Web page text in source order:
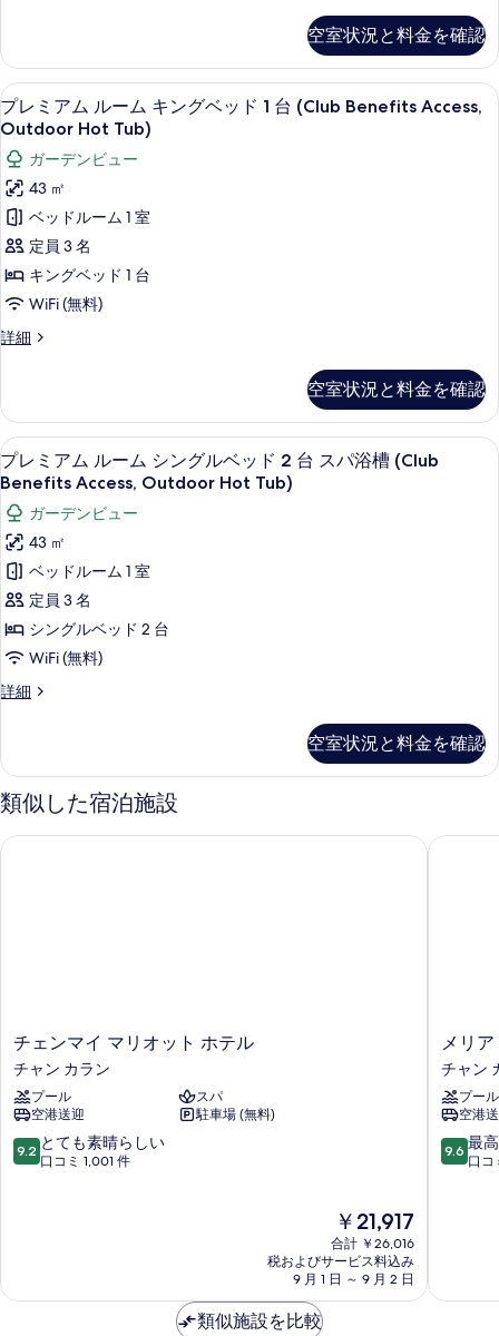
を
表
示
す
る
ベ
ッ
ド
台
(Terrace
Access,
Outdoor
Hot
Tub)
の
て
の
写
真
を
表
示
す
る
ク
ル
ー
ム
ン
グ
ベ
ッ
ド
台
(Terrace
Outdoor
詳
細
空室状況と料金を確認
プ
レ
ミ
ア
ム
ル
ー
ム
キ
ベ
ッ
ド
台
(Club
Benefits
Access,
Outdoor
Hot
Tub)
の
べ
て
写
プレミアム ルーム キングベッド 1
10
プレミアム ルーム キングベッド 1 台 (Club Benefits Access,
Outdoor Hot Tub)
ガーデンビュー
43 ㎡
ベッドルーム 1 室
定員 3 名
キングベッド 1 台
WiFi (無料)
詳細
プ
ム
ル
ー
ム
ン
グ
ベ
ッ
ド
台
(Club
Access,
の
詳
細
空室状況と料金を確認
プ
レ
ミ
ア
ム
ル
ー
ム
シ
ル
ベ
ド
(Club
Benefits
Access,
Outdoor
Hot
て
プレミアム ルーム シングルベッド
8
プレミアム ルーム シングルベッド 2 台 スパ浴槽 (Club
Benefits Access, Outdoor Hot Tub)
ガーデンビュー
43 ㎡
ベッドルーム 1 室
定員 3 名
シングルベッド 2 台
WiFi (無料)
詳細
プ
ム
ル
ー
シ
浴
(Club
Access,
Outdoor
空室状況と料金を確認
類似した宿泊施設
チ
ェ
ン
マ
イ
マ
リ
チ
チェンマイ マリオット ホテル
チャン カラン
プール
スパ
空港送迎
駐車場 (無料)
10
段
素
9.2 とても素晴らしい
口コミ 1,001 件
現
在
の
料
金
￥21,917
合計 ￥26,016
税およびサービス料込み
9 月 1 日 ～ 9 月 2 日
チェンマイ マリオット ホテル
メ
リ
ア
チ
ェ
ン
マ
ン
メリ
チャン
プール
空港
10
段
素
9.6 最
口コ
メリア
類似施設を比較